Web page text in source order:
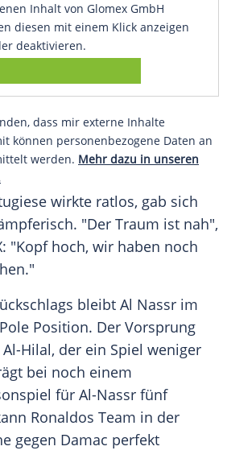
Inhalt von Glomex GmbH
diesen mit einem Klick anzeigen
deaktivieren.
dass mir externe Inhalte
können personenbezogene Daten an
werden. Mehr dazu in unseren
wirkte ratlos, gab sich
"Der Traum ist nah",
"Kopf hoch, wir haben noch
bleibt Al Nassr im
Position. Der Vorsprung
Hilal, der ein Spiel weniger
bei noch einem
für Al-Nassr fünf
Ronaldos Team in der
gegen Damac perfekt